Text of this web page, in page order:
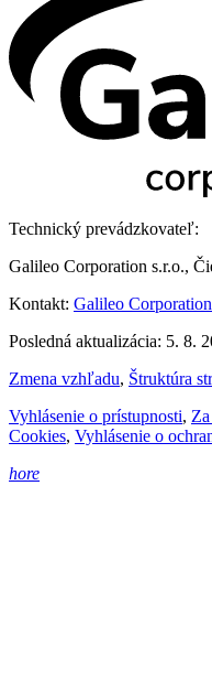
Technický prevádzkovateľ:
Galileo Corporation s.r.o.,
Kontakt: Galileo
Posledná aktualizácia: 5. 8.
Zmena vzhľadu, Štruktúra
Vyhlásenie o prístupnosti,
Cookies, Vyhlásenie o
hore